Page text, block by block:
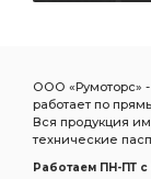
ООО «Румоторс»
работает по
Вся продукция
технические
Работаем ПН-ПТ